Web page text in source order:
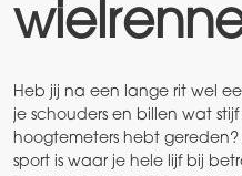
Heb jij na een lange rit wel
je schouders en billen wat
hoogtemeters hebt
sport is waar je hele lijf bij